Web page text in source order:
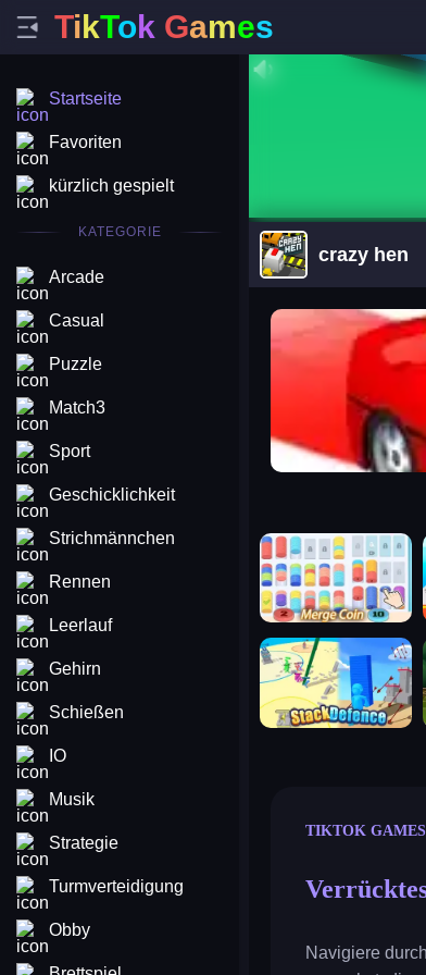
TikTok Games
Startseite
Favoriten
kürzlich gespielt
KATEGORIE
Arcade
Casual
Puzzle
Match3
Sport
Geschicklichkeit
Strichmännchen
Rennen
Leerlauf
Gehirn
Schießen
IO
Musik
Strategie
Turmverteidigung
Obby
crazy hen
arena king
merge coin
stack defence
TIKTOK GAMES
Navigiere